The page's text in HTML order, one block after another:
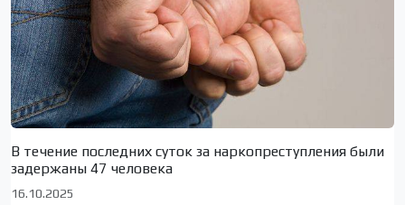
В течение последних суток за наркопреступления были
задержаны 47 человека
16.10.2025